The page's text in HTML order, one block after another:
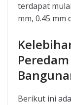
terdapat
mm, 0.45 mm
Berikut ini